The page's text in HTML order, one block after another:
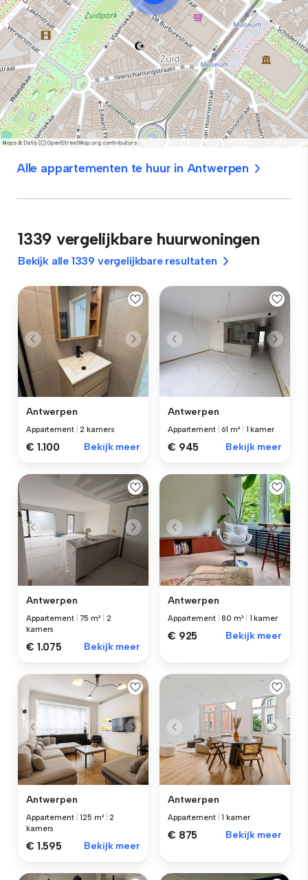
Alle appartementen te huur in Antwerpen
1339 vergelijkbare huurwoningen
Bekijk alle 1339 vergelijkbare resultaten
Antwerpen
Appartement |2 kamers
€ 1.100 Bekijk meer
Antwerpen
Appartement 61 m² 1 kamer
€ 945 Bekijk meer
Antwerpen
Appartement |75 m²
2
kamers
€ 1.075 Bekijk meer
Antwerpen
Appartement |80 m² 1 kamer
€ 925 Bekijk meer
Antwerpen
Appartement |125 m² |2
kamers
€ 1.595 Bekijk meer
Antwerpen
Appartement |1 kamer
€ 875 Bekijk meer